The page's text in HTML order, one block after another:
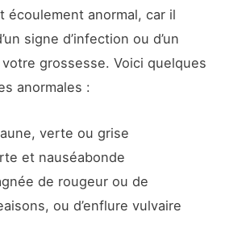
écoulement anormal, car il
signe d’infection ou d’un
grossesse. Voici quelques
anormales :
verte ou grise
et nauséabonde
de rougeur ou de
ou d’enflure vulvaire